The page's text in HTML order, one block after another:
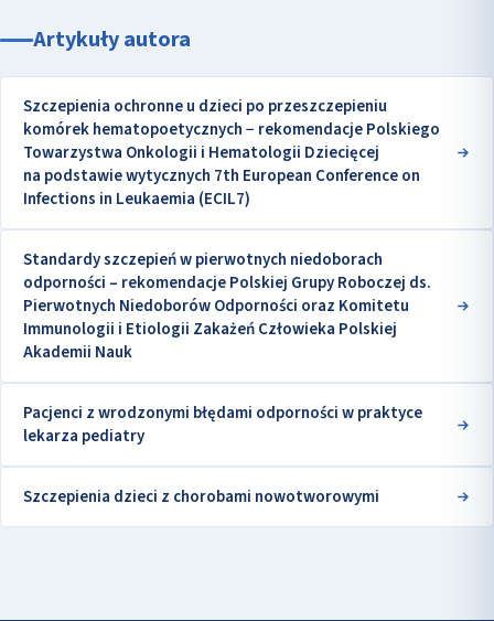
Artykuły autora
Szczepienia ochronne u dzieci po przeszczepieniu
komórek hematopoetycznych − rekomendacje Polskiego
Towarzystwa Onkologii i Hematologii Dziecięcej
na podstawie wytycznych 7th European Conference on
Infections in Leukaemia (ECIL7)
Standardy szczepień w pierwotnych niedoborach
odporności – rekomendacje Polskiej Grupy Roboczej ds.
Pierwotnych Niedoborów Odporności oraz Komitetu
Immunologii i Etiologii Zakażeń Człowieka Polskiej
Akademii Nauk
Pacjenci z wrodzonymi błędami odporności w praktyce
lekarza pediatry
Szczepienia dzieci z chorobami nowotworowymi